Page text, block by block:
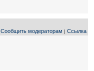
Сообщить модераторам | Ссылка